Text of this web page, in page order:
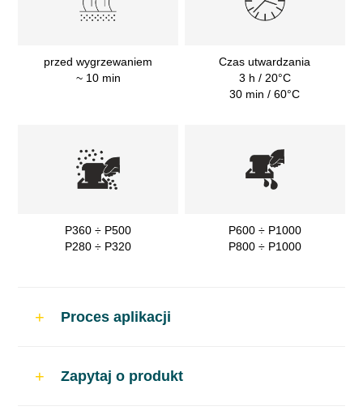
przed wygrzewaniem
~ 10 min
Czas utwardzania
3 h / 20°C
30 min / 60°C
P360 ÷ P500
P280 ÷ P320
P600 ÷ P1000
P800 ÷ P1000
Proces aplikacji
Zapytaj o produkt